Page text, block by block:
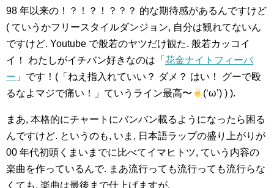
98 年以来の！？！？！？？？ 的な期待感があるんですけど
( ていうかフリースタイルダンジョン, 自分は観れてないん
ですけど. Youtube で般若のヤツだけ観た. 般若カッコイ
イ！ わたしがイチバン好きなのは「 花金ナイトフィーバ
ー 」です！(「ねえ指入れていい？ ダメ？ はい！ グーで殴
るなよマジで痛い！」ていうライン最高〜
(‘ω’) ) ).
まあ, 本格的にチャートにバンバン載るようになったら困る
んですけど. というのも, いま, 日本語ラップの盛り上がりが
00 年代初頭くまいまでに比べてイマヒトツ, ていう内容の
楽曲を作っているんで. まあ流行っても流行っても流行らな
くても, 楽曲は最後まで仕上げますが.